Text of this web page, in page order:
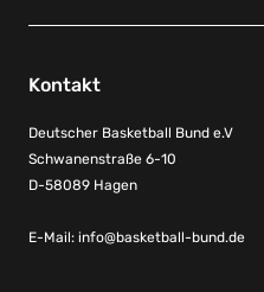
Kontakt
Deutscher Basketball Bund e.V
Schwanenstraße 6-10
D-58089 Hagen
E-Mail: info@basketball-bund.de